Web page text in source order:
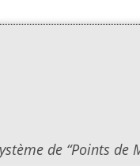
de “Points de